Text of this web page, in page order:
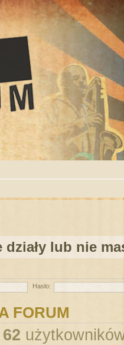
działy lub nie
Hasło:
FORUM
62